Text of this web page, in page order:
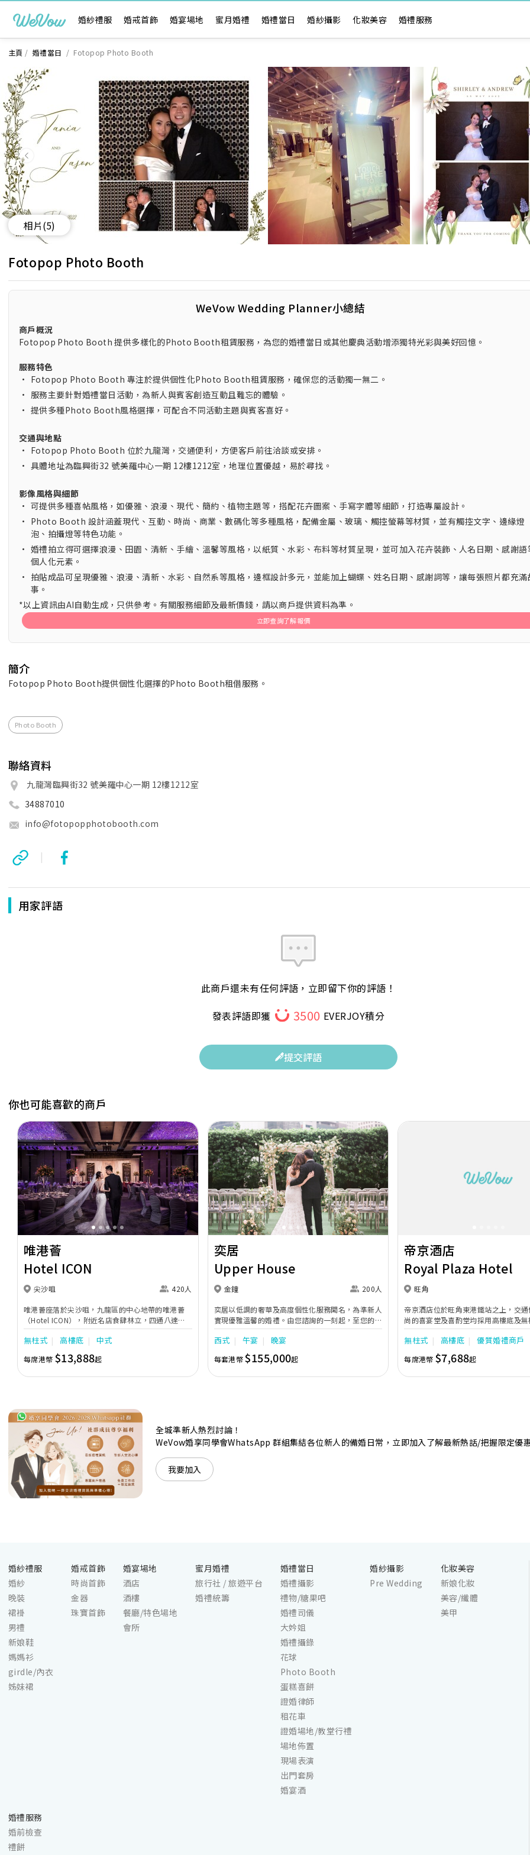
婚紗禮服 婚戒首飾 婚宴場地 蜜月婚禮 婚禮當日 婚紗攝影 化妝美容 婚禮服務
主頁 / 婚禮當日 / Fotopop Photo Booth
相片(5)
Fotopop Photo Booth
WeVow Wedding Planner小總結
商戶概況
Fotopop Photo Booth 提供多樣化的Photo Booth租賃服務，為您的婚禮當日或其他慶典活動增添獨特光彩與美好回憶。
服務特色
• Fotopop Photo Booth 專注於提供個性化Photo Booth租賃服務，確保您的活動獨一無二。
• 服務主要針對婚禮當日活動，為新人與賓客創造互動且難忘的體驗。
• 提供多種Photo Booth風格選擇，可配合不同活動主題與賓客喜好。
交通與地點
• Fotopop Photo Booth 位於九龍灣，交通便利，方便客戶前往洽談或安排。
• 具體地址為臨興街32 號美羅中心一期 12樓1212室，地理位置優越，易於尋找。
影像風格與細節
• 可提供多種喜帖風格，如優雅、浪漫、現代、簡約、植物主題等，搭配花卉圖案、手寫字體等細節，打造專屬設計。
• Photo Booth 設計涵蓋現代、互動、時尚、商業、數碼化等多種風格，配備金屬、玻璃、觸控螢幕等材質，並有觸控文字、邊緣燈
泡、拍攝燈等特色功能。
• 婚禮拍立得可選擇浪漫、田園、清新、手繪、溫馨等風格，以紙質、水彩、布料等材質呈現，並可加入花卉裝飾、人名日期、感謝語
個人化元素。
• 拍貼成品可呈現優雅、浪漫、清新、水彩、自然系等風格，邊框設計多元，並能加上蝴蝶、姓名日期、感謝詞等，讓每張照片都充滿
事。
*以上資訊由AI自動生成，只供參考。有關服務細節及最新價錢，請以商戶提供資料為準。
立即查詢了解報價
簡介
Fotopop Photo Booth提供個性化選擇的Photo Booth租借服務。
Photo Booth
聯絡資料
九龍灣臨興街32 號美羅中心一期 12樓1212室
34887010
info@fotopopphotobooth.com
|
用家評語
此商戶還未有任何評語，立即留下你的評語！
發表評語即獲
3500 EVERJOY積分
提交評語
你也可能喜歡的商戶
Previous Next
唯港薈
Hotel ICON
尖沙咀 420人
唯港薈座落於尖沙咀，九龍區的中心地帶的唯港薈
（Hotel ICON），附近名店食肆林立，四通八達，
充分展現繁華鬧巿中的活力個性，成為一眾準新人舉
辦婚宴的熱門之選。專業團隊由策劃統籌至所有婚宴
每個細節，唯港薈都力臻完美，保證讓您留下獨特的
醉人回憶。 擁有時尚高樓頂的Silverbox宴會廳，配
置了全套先進的視聽影音及燈光設備配套，並採用極
力氛圍的自助餐﹔唯港薈（Hotel ICON），多個風
格各異的婚宴場地，都完美切合各準新人的個性及預
算﹔保證為您打造夢寐以求的特別日子，令賓客永誌
難忘！
無柱式 高樓底 中式
每席港幣 $13,888起
Previous Next
奕居
Upper House
金鐘 200人
奕居以低調的奢華及高度個性化服務聞名，為準新人
實現優雅溫馨的婚禮。由您諮詢的一刻起，至您的大
日子，我們的專業團隊會為您攜手實現夢想婚禮。
西式 午宴 晚宴
每套港幣$155,000起
帝京酒店
Royal Plaza Hotel
旺角
帝京酒店位於旺角東港鐵站之上，交
尚的喜宴堂及喜酌堂均採用高樓底及
境寬敞，且備有LED幕牆、燈光及影音
最多可筵開40席，更配有水晶吊燈，
婚禮。另外，空中花園深心薈是毛孩
飽覽獅子山景致，適合舉行戶外婚禮
店專業的宴會團隊提供貼心服務，讓
無柱式 高樓底 優質婚禮商戶
每席港幣$7,688起
全城準新人熱烈討論！
WeVow婚享同學會WhatsApp 群組集結各位新人的備婚日常，立即加入了解最新熱話/把握限定優
我要加入
婚紗禮服
婚紗
晚裝
裙褂
男禮
新娘鞋
媽媽衫
girdle/內衣
姊妹裙
婚戒首飾
時尚首飾
金器
珠寶首飾
婚宴場地
酒店
酒樓
餐廳/特色場地
會所
蜜月婚禮
旅行社 / 旅遊平台
婚禮統籌
婚禮當日
婚禮攝影
禮物/糖果吧
婚禮司儀
大妗姐
婚禮攝錄
花球
Photo Booth
蛋糕喜餅
證婚律師
租花車
證婚場地/教堂行禮
場地佈置
現場表演
出門套房
婚宴酒
婚紗攝影
Pre Wedding
化妝美容
新娘化妝
美容/纖體
美甲
婚禮服務
婚前檢查
禮餅